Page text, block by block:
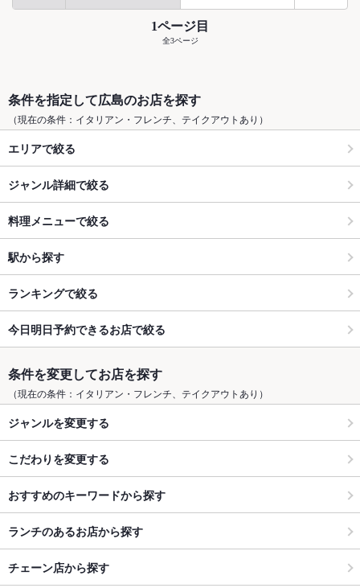
1ページ目
全3ページ
条件を指定して広島のお店を探す
（現在の条件：イタリアン・フレンチ、テイクアウトあり）
エリアで絞る
ジャンル詳細で絞る
料理メニューで絞る
駅から探す
ランキングで絞る
今日明日予約できるお店で絞る
条件を変更してお店を探す
（現在の条件：イタリアン・フレンチ、テイクアウトあり）
ジャンルを変更する
こだわりを変更する
おすすめのキーワードから探す
ランチのあるお店から探す
チェーン店から探す